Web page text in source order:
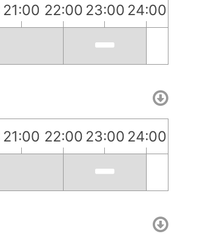
21:00 22:00 23:00 24:00
21:00 22:00 23:00 24:00